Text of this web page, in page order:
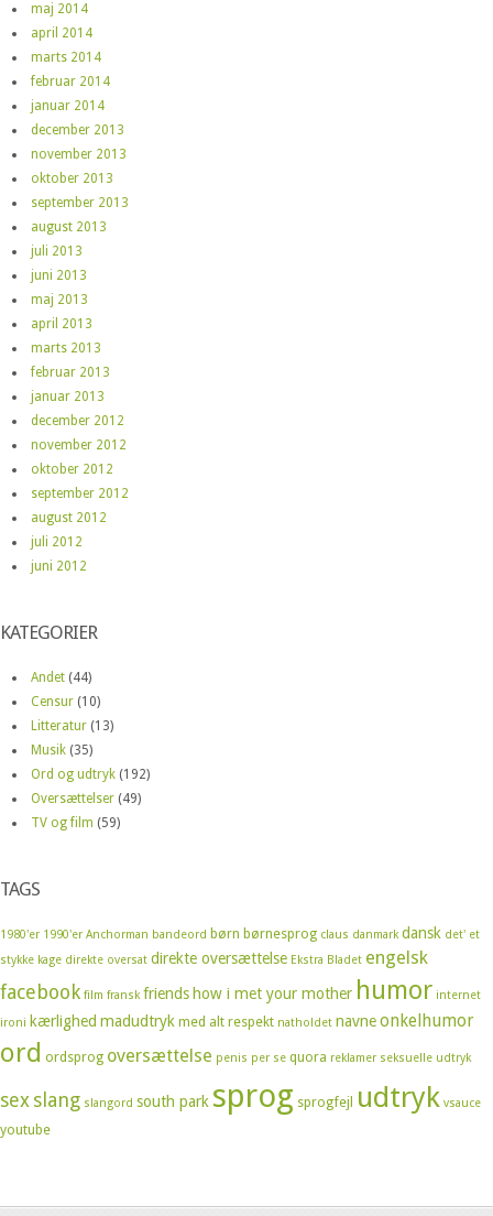
maj 2014
april 2014
marts 2014
februar 2014
januar 2014
december 2013
november 2013
oktober 2013
september 2013
august 2013
juli 2013
juni 2013
maj 2013
april 2013
marts 2013
februar 2013
januar 2013
december 2012
november 2012
oktober 2012
september 2012
august 2012
juli 2012
juni 2012
KATEGORIER
Andet (44)
Censur (10)
Litteratur (13)
Musik (35)
Ord og udtryk (192)
Oversættelser (49)
TV og film (59)
TAGS
1980'er 1990'er Anchorman bandeord børn børnesprog claus danmark dansk det' et
stykke kage direkte oversat direkte oversættelse Ekstra Bladet engelsk
facebook film fransk friends how i met your mother humor internet
ironi kærlighed madudtryk med alt respekt natholdet navneonkelhumor
ord ordsprog oversættelse penis per se quora reklamer seksuelle udtryk
sexslang slangord south park sprog sprogfejl udtryk vsauce
youtube